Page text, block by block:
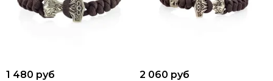
1 480 руб 2 060 руб